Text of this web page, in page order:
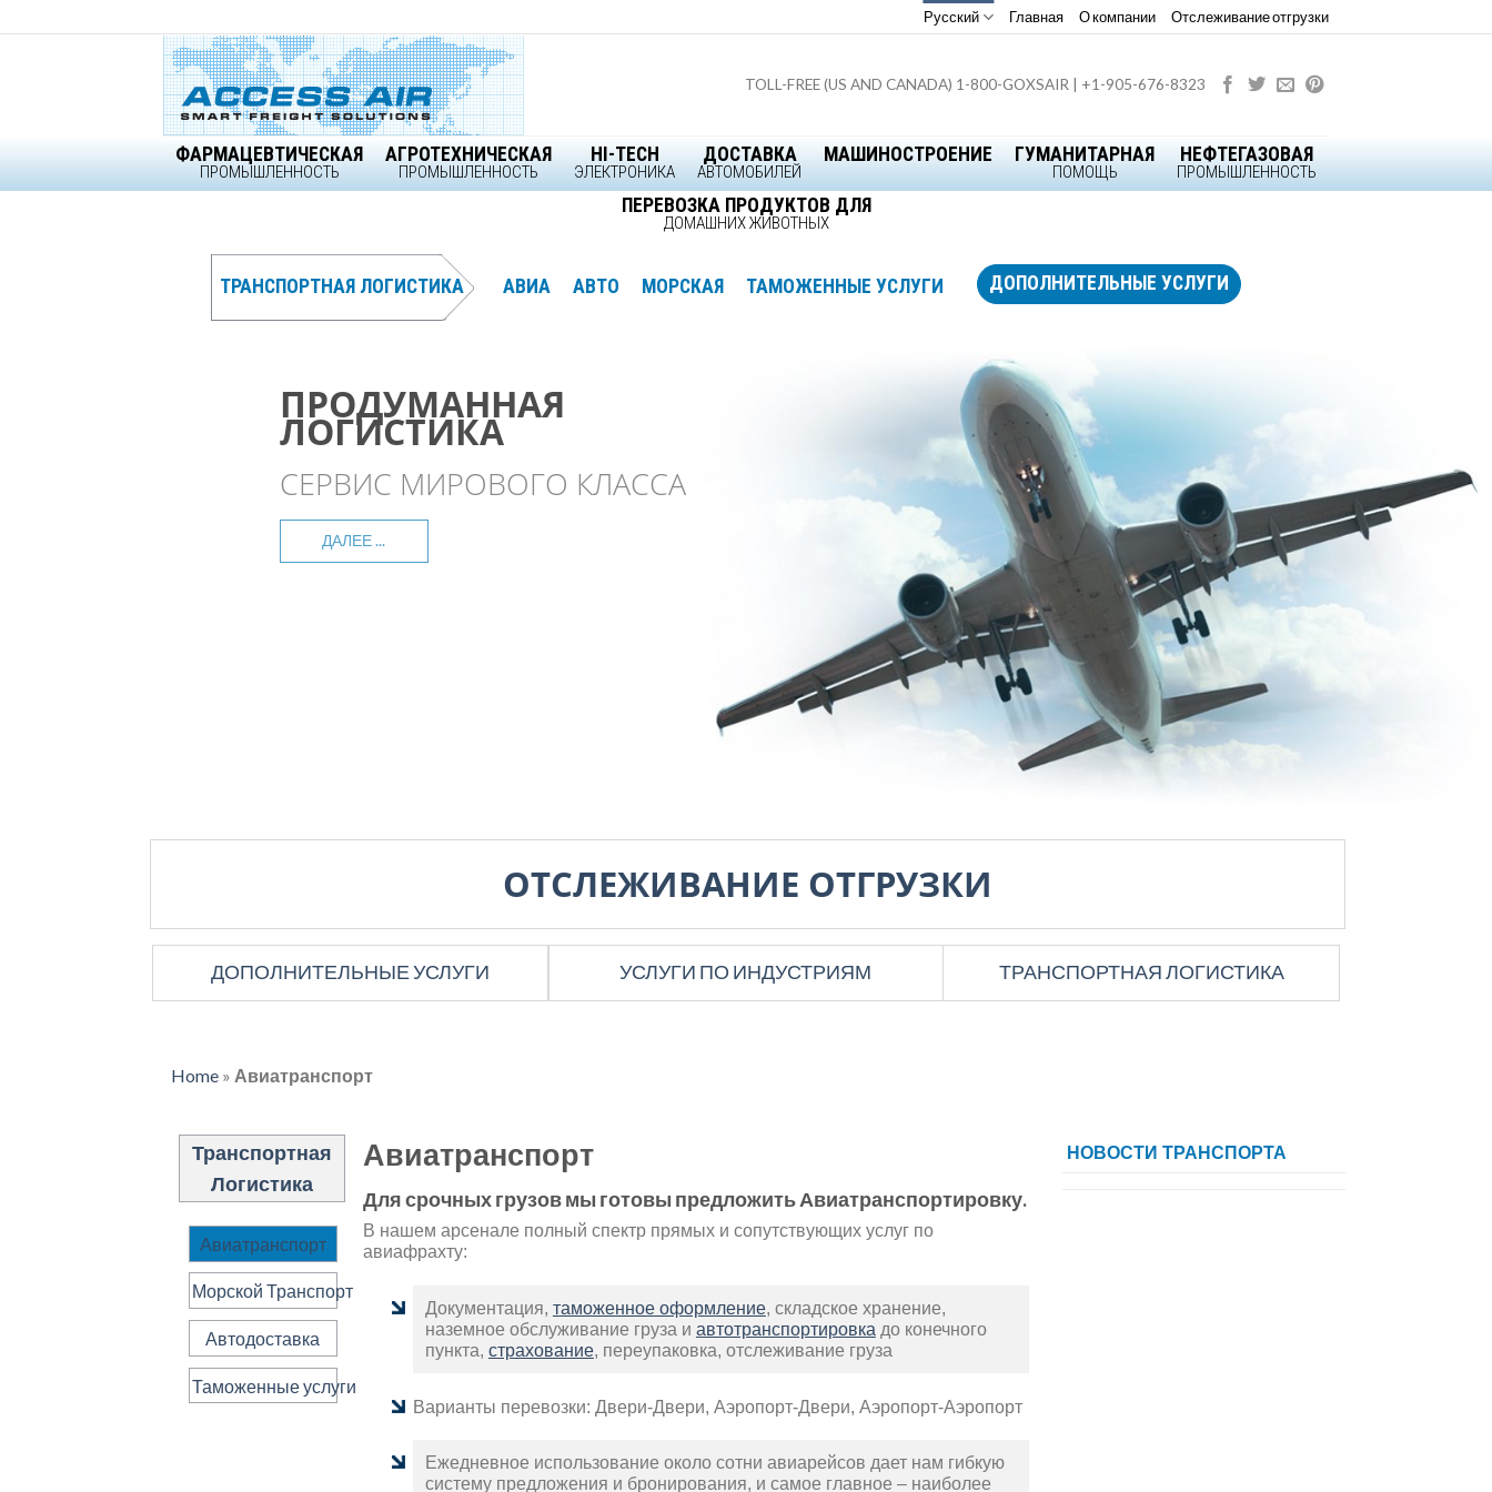
to
Русский Главная О компании Отслеживание отгрузки
TOLL-FREE (US AND CANADA) 1-800-GOXSAIR | +1-905-676-8323
ФАРМАЦЕВТИЧЕСКАЯ
ПРОМЫШЛЕННОСТЬ
АГРОТЕХНИЧЕСКАЯ
ПРОМЫШЛЕННОСТЬ
HI-TECH
ЭЛЕКТРОНИКА
ДОСТАВКА
АВТОМОБИЛЕЙ
МАШИНОСТРОЕНИЕ ГУМАНИТАРНАЯ
ПОМОЩЬ
НЕФТЕГАЗОВАЯ
ПРОМЫШЛЕННОСТЬ
ПЕРЕВОЗКА ПРОДУКТОВ ДЛЯ
ДОМАШНИХ ЖИВОТНЫХ
ТРАНСПОРТНАЯ ЛОГИСТИКА АВИА АВТО МОРСКАЯ ТАМОЖЕННЫЕ УСЛУГИ ДОПОЛНИТЕЛЬНЫЕ УСЛУГИ
ПРОДУМАННАЯ
ЛОГИСТИКА
СЕРВИС МИРОВОГО КЛАССА
ДАЛЕЕ ...
ПРОДУМАННАЯ
ЛОГИСТИКА
ГЛОБАЛЬНЫЙ ОХВАТ
ДАЛЕЕ ...
ПРОДУМАННАЯ
ЛОГИСТИКА
НЕОГРАНИЧЕННЫЕ
ВОЗМОЖНОСТИ
Ваш Партнер по Логистике в
Северной Америке
accessair.ca
ДАЛЕЕ ...
ОТСЛЕЖИВАНИЕ ОТГРУЗКИ
ДОПОЛНИТЕЛЬНЫЕ УСЛУГИ УСЛУГИ ПО ИНДУСТРИЯМ ТРАНСПОРТНАЯ ЛОГИСТИКА
Home» Авиатранспорт
Транспортная
Логистика
Авиатранспорт
Морской Транспорт
Автодоставка
Таможенные услуги
Авиатранспорт
Для срочных грузов мы готовы предложить Авиатранспортировку.
В нашем арсенале полный спектр прямых и сопутствующих услуг по
авиафрахту:
Документация, таможенное оформление, складское хранение,
наземное обслуживание груза и автотранспортировка до конечного
пункта, страхование, переупаковка, отслеживание груза
Варианты перевозки: Двери-Двери, Аэропорт-Двери, Аэропорт-Аэропорт
Ежедневное использование около сотни авиарейсов дает нам гибкую
систему предложения и бронирования, и самое главное – наиболее
НОВОСТИ ТРАНСПОРТА